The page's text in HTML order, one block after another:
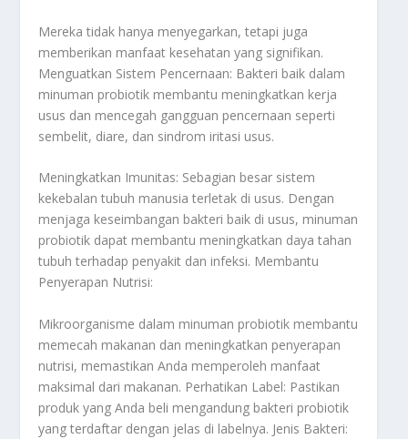
Mereka tidak hanya menyegarkan, tetapi juga
memberikan manfaat kesehatan yang signifikan.
Menguatkan Sistem Pencernaan: Bakteri baik dalam
minuman probiotik membantu meningkatkan kerja
usus dan mencegah gangguan pencernaan seperti
sembelit, diare, dan sindrom iritasi usus.
Meningkatkan Imunitas: Sebagian besar sistem
kekebalan tubuh manusia terletak di usus. Dengan
menjaga keseimbangan bakteri baik di usus, minuman
probiotik dapat membantu meningkatkan daya tahan
tubuh terhadap penyakit dan infeksi. Membantu
Penyerapan Nutrisi:
Mikroorganisme dalam minuman probiotik membantu
memecah makanan dan meningkatkan penyerapan
nutrisi, memastikan Anda memperoleh manfaat
maksimal dari makanan. Perhatikan Label: Pastikan
produk yang Anda beli mengandung bakteri probiotik
yang terdaftar dengan jelas di labelnya. Jenis Bakteri: